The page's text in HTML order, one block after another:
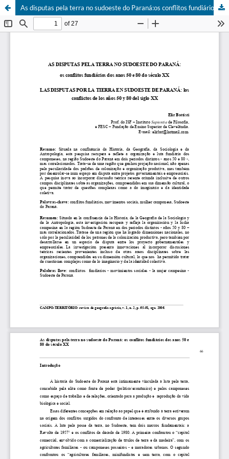
As disputas pela terra no sudoeste do Paraná:os conflitos fundiários dos anos 50 e 80 do século XX